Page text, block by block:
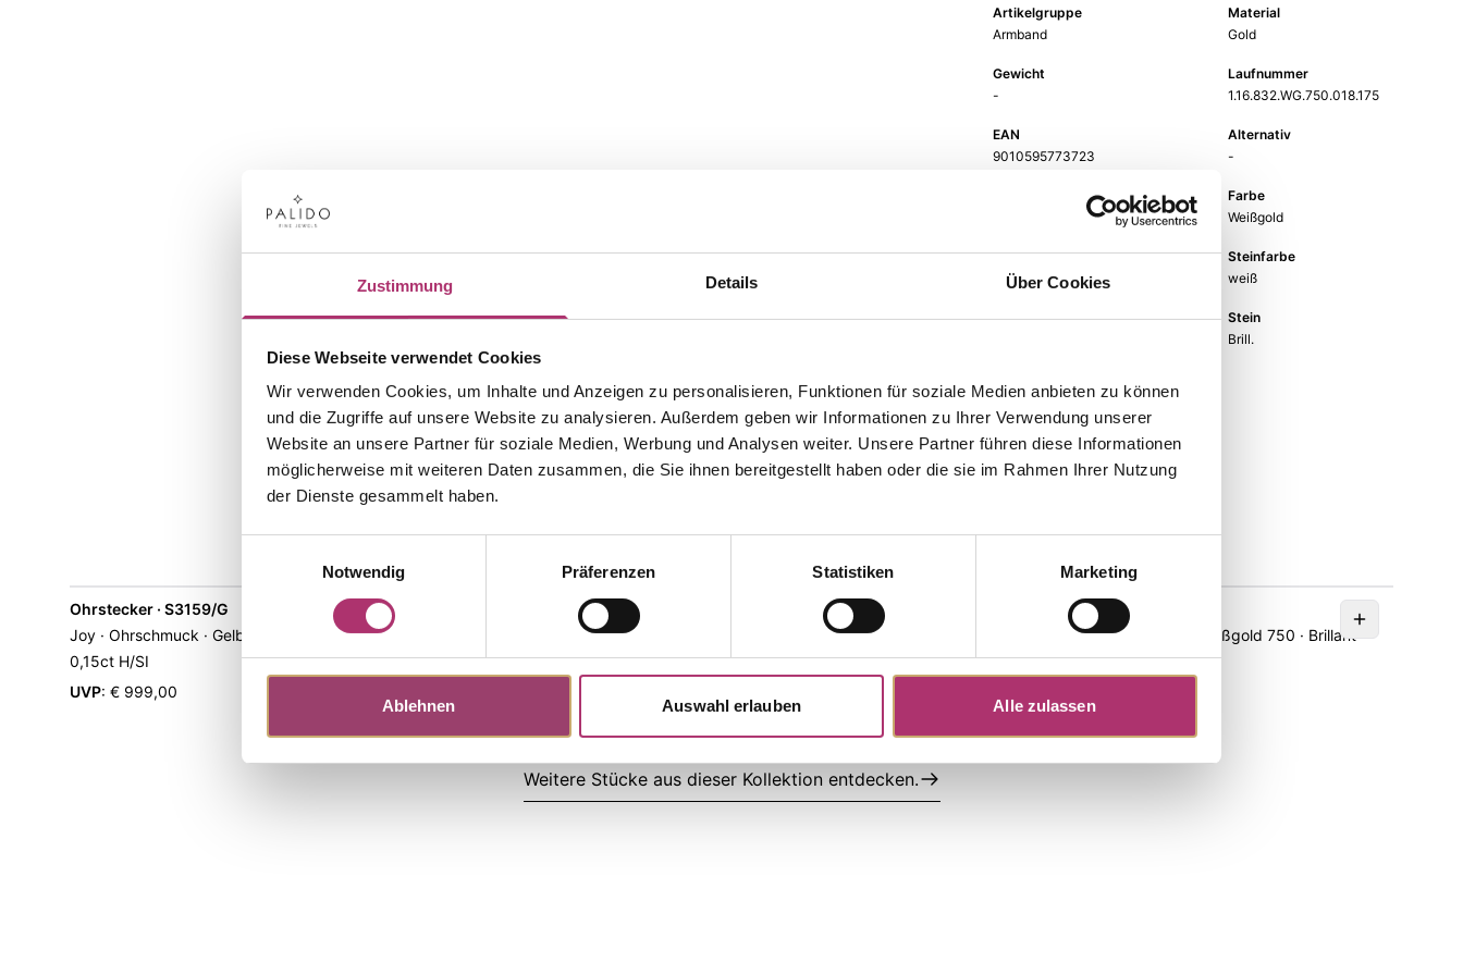
Zustimmung Details Über Cookies
Diese Webseite verwendet Cookies
Wir verwenden Cookies, um Inhalte und Anzeigen zu personalisieren, Funktionen für soziale Medien anbieten zu können
und die Zugriffe auf unsere Website zu analysieren. Außerdem geben wir Informationen zu Ihrer Verwendung unserer
Website an unsere Partner für soziale Medien, Werbung und Analysen weiter. Unsere Partner führen diese Informationen
möglicherweise mit weiteren Daten zusammen, die Sie ihnen bereitgestellt haben oder die sie im Rahmen Ihrer Nutzung
der Dienste gesammelt haben.
Notwendig
Präferenzen Statistiken Marketing
Ablehnen Auswahl erlauben Alle zulassen
Artikelgruppe
Armband
Material
Gold
Gewicht
-
Laufnummer
1.16.832.WG.750.018.175
EAN
9010595773723
Alternativ
-
Farbe
Weißgold
Länge
17,5cm
Steinfarbe
weiß
Steinart
Stein
Brill.
Die passenden Stücke aus der
Kollektion.
Ohrstecker · S3159/G
Joy · Ohrschmuck · Gelbgold 750 · Brillant
0,15ct H/SI
UVP: € 999,00
Enjoy· Ohrstecker · Weißgold 750 · Brillant
0,14ct H/SI
Nicht auf Lager
Ohrstecker · S3159/R
Joy · Ohrschmuck · Rotgold 750 · Brillant
0,15ct H/SI
Anhänger · S3157
Joy · Anhänger · Weißgold 750 · Brillant
0,13ct H/SI
Weitere Stücke aus dieser Kollektion entdecken.